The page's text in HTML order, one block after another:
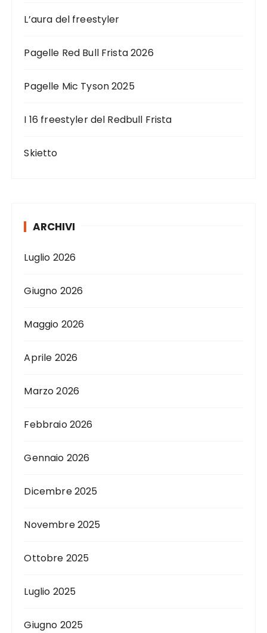
L’aura del freestyler
Pagelle Red Bull Frista 2026
Pagelle Mic Tyson 2025
I 16 freestyler del Redbull Frista
Skietto
ARCHIVI
Luglio 2026
Giugno 2026
Maggio 2026
Aprile 2026
Marzo 2026
Febbraio 2026
Gennaio 2026
Dicembre 2025
Novembre 2025
Ottobre 2025
Luglio 2025
Giugno 2025